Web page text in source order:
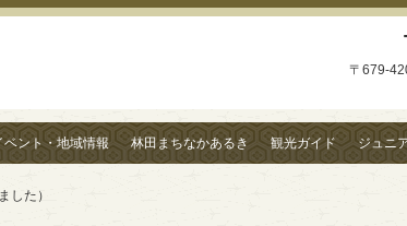
〒679-
ベント・地域情報 林田まちなかあるき 観光ガイド ジュニ
した）